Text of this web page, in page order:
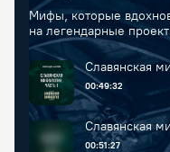
Мифы, которые
на легендарные
Славянская
00:49:32
Славянская
00:51:27